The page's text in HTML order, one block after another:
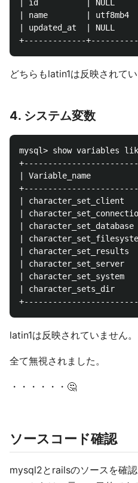
| id          | NULL
| name        |
| updated_at  | NULL
どちらもlatin1は反映されてい
4. システム変数
mysql> show variables
| Variable_name
|
|
|
|
|
|
|
| character_sets_dir
latin1は反映されていません。
全て無視されました。
・・・・・・🤔
ソースコード確認
mysql2とrailsのソースを確認